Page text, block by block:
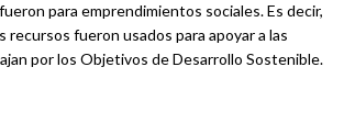
para emprendimientos sociales. Es decir,
recursos fueron usados para apoyar a las
por los Objetivos de Desarrollo Sostenible.